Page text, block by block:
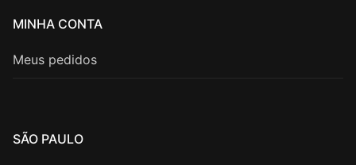
MINHA CONTA
Meus pedidos
SÃO PAULO